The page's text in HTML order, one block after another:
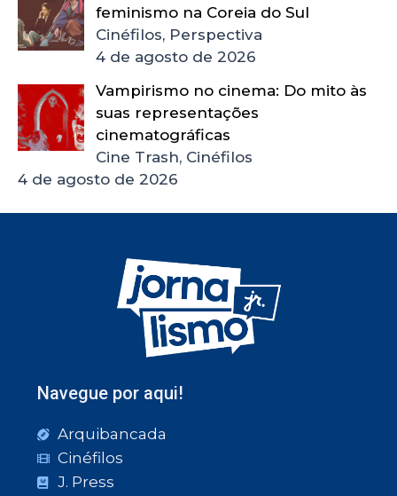
feminismo na Coreia do Sul
Cinéfilos, Perspectiva
4 de agosto de 2026
Vampirismo no cinema: Do mito às
suas representações
cinematográficas
Cine Trash, Cinéfilos
4 de agosto de 2026
Navegue por aqui!
Arquibancada
Cinéfilos
J. Press